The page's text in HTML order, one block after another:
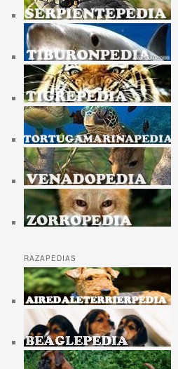
RAZAPEDIAS